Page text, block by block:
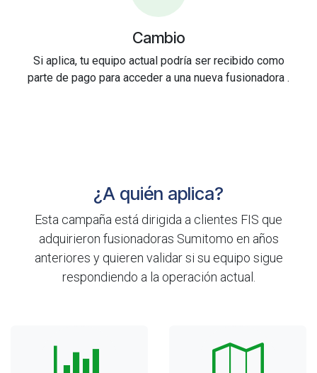
Cambio
Si aplica, tu equipo actual podría ser recibido como
parte de pago para acceder a una nueva fusionadora .
¿A quién aplica?
Esta campaña está dirigida a clientes FIS que
adquirieron fusionadoras Sumitomo en años
anteriores y quieren validar si su equipo sigue
respondiendo a la operación actual.